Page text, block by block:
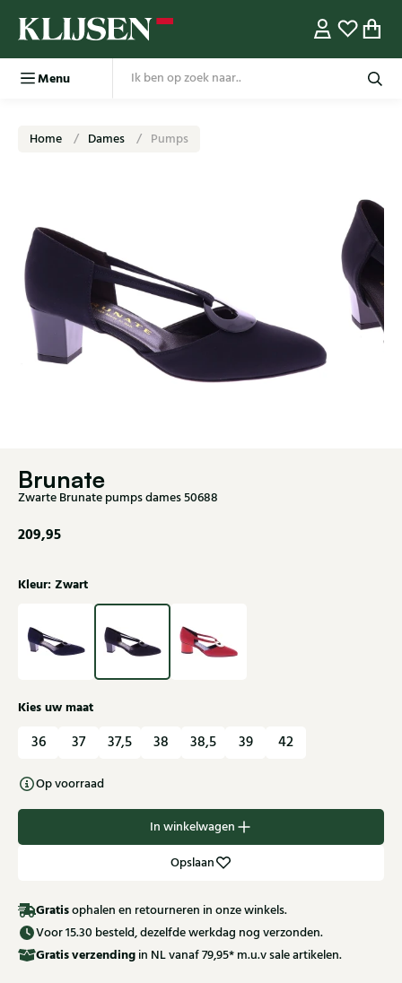
Menu
Home Dames Pumps
Brunate
Zwarte Brunate pumps dames 50688
209,95
Kleur: Zwart
Kies uw maat
36 37 37,5 38 38,5 39 42
Op voorraad
In winkelwagen
Opslaan
Gratisophalen en retourneren in onze winkels.
Voor 15.30 besteld, dezelfde werkdag nog verzonden.
Gratisverzending in NL vanaf 79,95* m.u.v sale artikelen.